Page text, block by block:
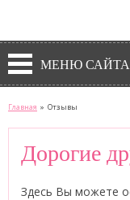
МЕНЮ САЙТА
Главная » Отзывы
Дорогие
Здесь Вы можете